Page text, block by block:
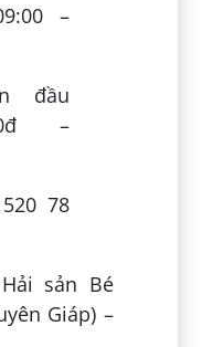
–
đầu
–
78
sản Bé
Giáp) –